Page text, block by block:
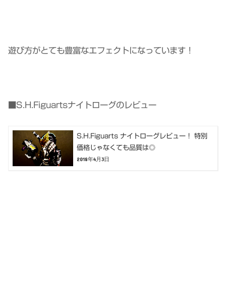
遊び方がとても豊富なエフェクトになっています！
■S.H.Figuartsナイトローグのレビュー
S.H.Figuarts ナイトローグレビュー！ 特別
価格じゃなくても品質は◎
2018年4月3日